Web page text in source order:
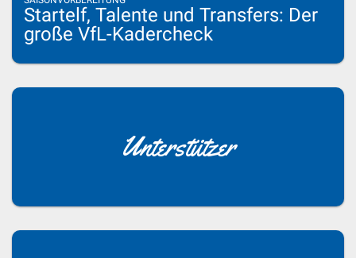
Startelf, Talente und Transfers: Der
große VfL-Kadercheck
Unterstützer